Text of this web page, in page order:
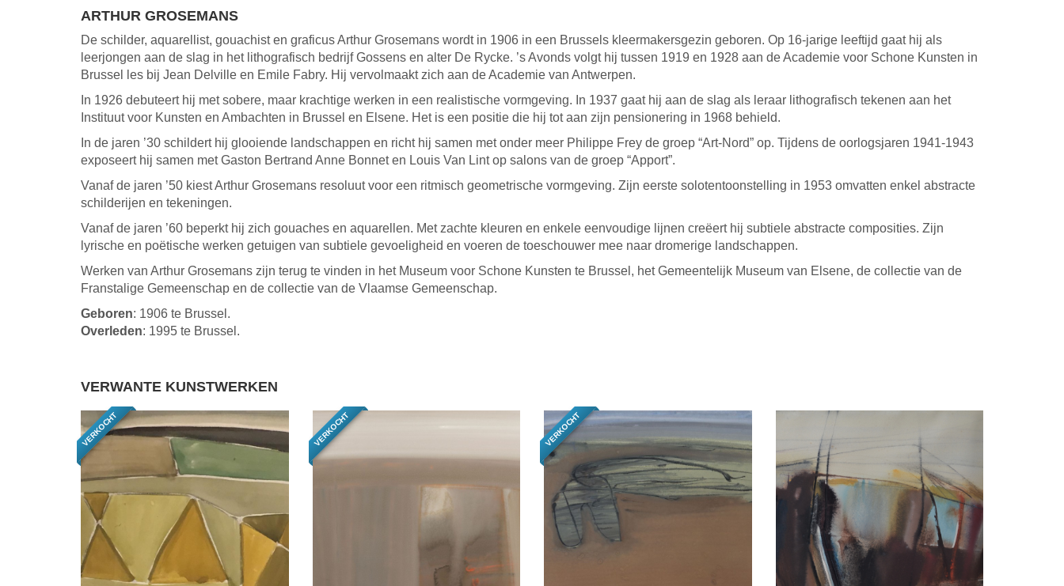
ARTHUR GROSEMANS
De schilder, aquarellist, gouachist en graficus Arthur Grosemans wordt in 1906 in een Brussels kleermakersgezin geboren. Op 16-jarige leeftijd gaat hij als
leerjongen aan de slag in het lithografisch bedrijf Gossens en alter De Rycke. ’s Avonds volgt hij tussen 1919 en 1928 aan de Academie voor Schone Kunsten in
Brussel les bij Jean Delville en Emile Fabry. Hij vervolmaakt zich aan de Academie van Antwerpen.
In 1926 debuteert hij met sobere, maar krachtige werken in een realistische vormgeving. In 1937 gaat hij aan de slag als leraar lithografisch tekenen aan het
Instituut voor Kunsten en Ambachten in Brussel en Elsene. Het is een positie die hij tot aan zijn pensionering in 1968 behield.
In de jaren ’30 schildert hij glooiende landschappen en richt hij samen met onder meer Philippe Frey de groep “Art-Nord” op. Tijdens de oorlogsjaren 1941-1943
exposeert hij samen met Gaston Bertrand Anne Bonnet en Louis Van Lint op salons van de groep “Apport”.
Vanaf de jaren ’50 kiest Arthur Grosemans resoluut voor een ritmisch geometrische vormgeving. Zijn eerste solotentoonstelling in 1953 omvatten enkel abstracte
schilderijen en tekeningen.
Vanaf de jaren ’60 beperkt hij zich gouaches en aquarellen. Met zachte kleuren en enkele eenvoudige lijnen creëert hij subtiele abstracte composities. Zijn
lyrische en poëtische werken getuigen van subtiele gevoeligheid en voeren de toeschouwer mee naar dromerige landschappen.
Werken van Arthur Grosemans zijn terug te vinden in het Museum voor Schone Kunsten te Brussel, het Gemeentelijk Museum van Elsene, de collectie van de
Franstalige Gemeenschap en de collectie van de Vlaamse Gemeenschap.
Geboren: 1906 te Brussel.
Overleden: 1995 te Brussel.
VERWANTE KUNSTWERKEN
VERKOCHT VERKOCHT VERKOCHT